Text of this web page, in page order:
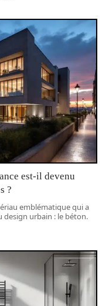
est-il devenu
?
emblématique qui a
design urbain : le béton.